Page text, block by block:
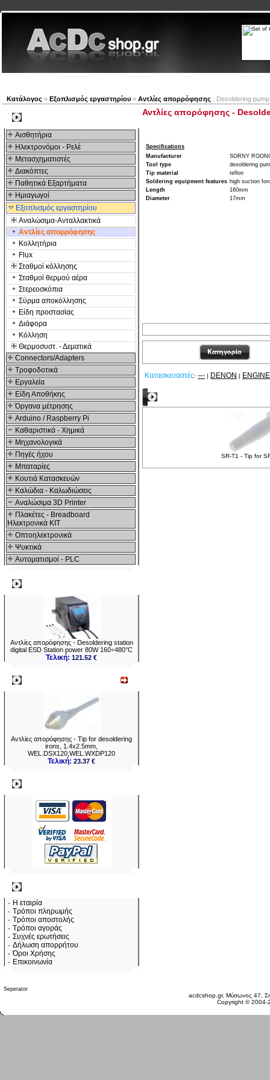
Κατάλογος » Εξοπλισμός εργαστηρίου » Αντλίες απορρόφησης : Desoldering
Αισθητήρια
Ηλεκτρονόμοι - Ρελέ
Μετασχηματιστές
Διακόπτες
Παθητικά Εξαρτήματα
Hμιαγωγοί
Εξοπλισμός εργαστηρίου
Αναλώσιμα-Ανταλλακτικά
Αντλίες απορρόφησης
Κολλητήρια
Flux
Σταθμοί κόλλησης
Σταθμοί θερμού αέρα
Στερεοσκόπια
Σύρμα αποκόλλησης
Είδη προστασίας
Διάφορα
Κόλληση
Θερμοσυστ. - Δεματικά
Connectors/Adapters
Τροφοδοτικά
Εργαλεία
Είδη Αποθήκης
Όργανα μέτρησης
Arduino / Raspberry Pi
Καθαριστικά - Χημικά
Μηχανολογικά
Πηγές ήχου
Μπαταρίες
Κουτιά Κατασκευών
Καλώδια - Καλωδιώσεις
Αναλώσιμα 3D Printer
Πλακέτες - Breadboard
Ηλεκτρονικά ΚΙΤ
Οπτοηλεκτρονικά
Ψυκτικά
Αυτοματισμοί - PLC
Αντλίες απορόφησης - Desoldering station
digital ESD Station power 80W 160÷480°C
Τελική:121.52 €
Αντλίες απορόφησης - Tip for desoldering
irons, 1.4x2.5mm,
WEL.DSX120,WEL.WXDP120
Τελική:23.37 €
Η εταιρία
Τρόποι πληρωμής
Τρόποι αποστολής
Τρόποι αγοράς
Συχνές ερωτήσεις
Δήλωση απορρήτου
Όροι Χρήσης
Επικοινωνία
Αντλίες απορόφησης -
Specifications
Manufacturer
SORNY
Tool type
desoldering
Tip material
teflon
Soldering equipment features high suction
Length
160mm
Diameter
17mm
Κατασκευαστές: --- | DENON |
SR-T1 - Tip for
acdcshop.gr, Μύσωνος 47,
Copyright ©